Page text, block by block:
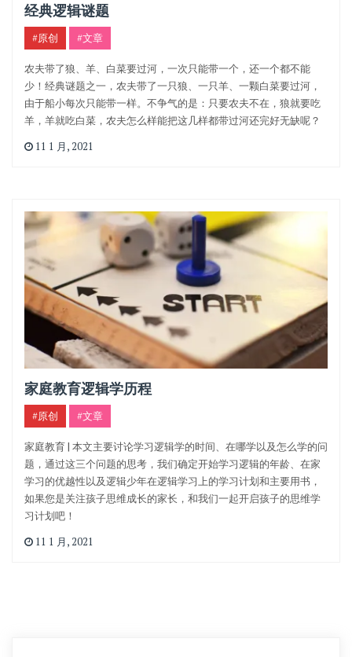
经典逻辑谜题
#原创 #文章
农夫带了狼、羊、白菜要过河，一次只能带一个，还一个都不能
少！经典谜题之一，农夫带了一只狼、一只羊、一颗白菜要过河，
由于船小每次只能带一样。不争气的是：只要农夫不在，狼就要吃
羊，羊就吃白菜，农夫怎么样能把这几样都带过河还完好无缺呢？
11 1 月, 2021
家庭教育逻辑学历程
#原创 #文章
家庭教育 | 本文主要讨论学习逻辑学的时间、在哪学以及怎么学的问
题，通过这三个问题的思考，我们确定开始学习逻辑的年龄、在家
学习的优越性以及逻辑少年在逻辑学习上的学习计划和主要用书，
如果您是关注孩子思维成长的家长，和我们一起开启孩子的思维学
习计划吧！
11 1 月, 2021